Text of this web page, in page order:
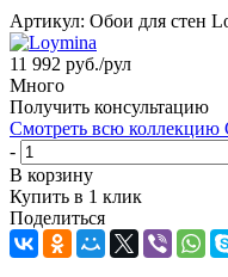
Артикул: Обои для стен
11 992 руб./рул
Много
Получить консультацию
Смотреть всю коллекцию
-
В корзину
Купить в 1 клик
Поделиться